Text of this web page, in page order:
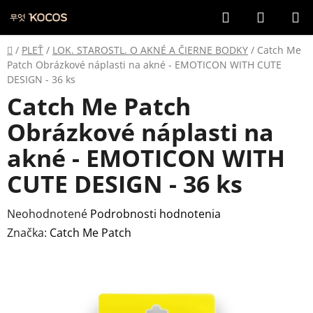
na
obsah
Hľadať
KOŠÍK
Domov
/ PLEŤ / LOK. STAROSTL. O AKNÉ A ČIERNE BODKY / Catch Me
Patch Obrázkové náplasti na akné - EMOTICON WITH CUTE
DESIGN - 36 ks
Catch Me Patch
Obrázkové náplasti na
akné - EMOTICON WITH
CUTE DESIGN - 36 ks
Priemerné
hodnotenie
Neohodnotené Podrobnosti hodnotenia
Značka: Catch Me Patch